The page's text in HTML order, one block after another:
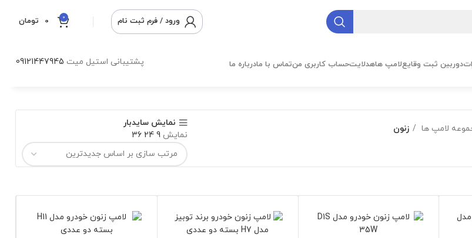
ورود / فرم ثبت نام 0
0 تومان
دوربین ثبت وقایعلامپ هاهدلایتحساب کاربری منتماس با مادرباره ما پشتیبانی استیل میت 09121447945
لامپ ها
زنون
نمایش سایدبار
نمایش 9
24
36